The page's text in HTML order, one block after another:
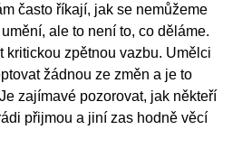
často říkají, jak se nemůžeme
ale to není to, co děláme.
kritickou zpětnou vazbu. Umělci
žádnou ze změn a je to
zajímavé pozorovat, jak někteří
přijmou a jiní zas hodně věcí